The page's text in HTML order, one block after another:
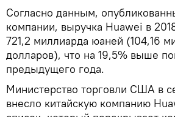
Согласно данным,
компании, выручка Huawei в
721,2 миллиарда юаней (104,16
долларов), что на 19,5% выше
предыдущего года.
Министерство торговли США в
внесло китайскую компанию